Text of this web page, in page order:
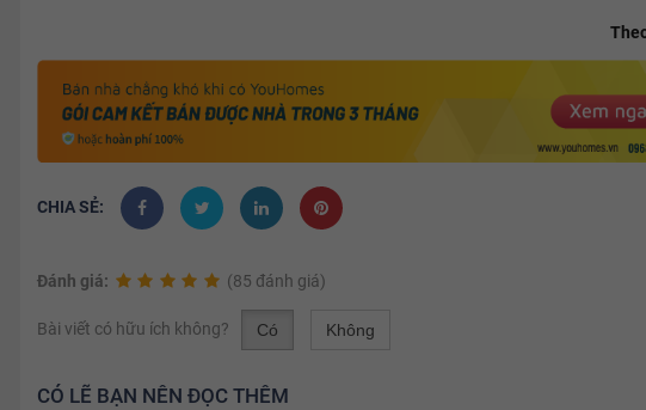
CHIA SẺ:
Đánh giá: (85 đánh giá)
Bài viết có hữu ích không? Có Không
CÓ LẼ BẠN NÊN ĐỌC THÊM